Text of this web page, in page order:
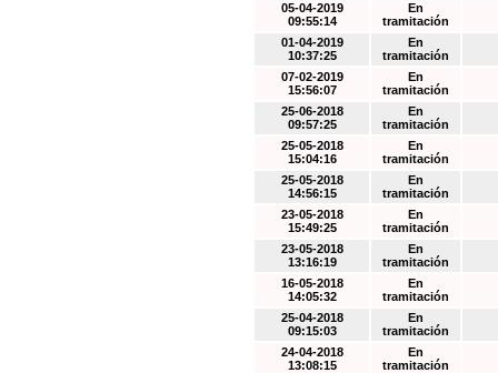
05-04-2019
09:55:14
En
tramitación
01-04-2019
10:37:25
En
tramitación
07-02-2019
15:56:07
En
tramitación
25-06-2018
09:57:25
En
tramitación
25-05-2018
15:04:16
En
tramitación
25-05-2018
14:56:15
En
tramitación
23-05-2018
15:49:25
En
tramitación
23-05-2018
13:16:19
En
tramitación
16-05-2018
14:05:32
En
tramitación
25-04-2018
09:15:03
En
tramitación
24-04-2018
13:08:15
En
tramitación